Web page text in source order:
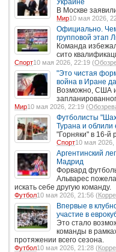
В Москве
Мир10 мая 2026,
Официально.
групповой этап
Команда
сито
Спорт10 мая 2026, 22:19 (
"Это чистая
война в Иране
Возможно, США
Мир10 мая 2026, 22:19 (
Футболисты
Турана и облили
"Горняки" в 16-й
Спорт10 мая 2026,
Аргентинский
Мадрид
Форвард
Альварес
искать себе другую команду.
Футбол10 мая 2026, 21:56 (
Впервые в
участие в
Это стало
команды в
протяжении всего сезона.
Футбол10 мая 2026, 21:28 (